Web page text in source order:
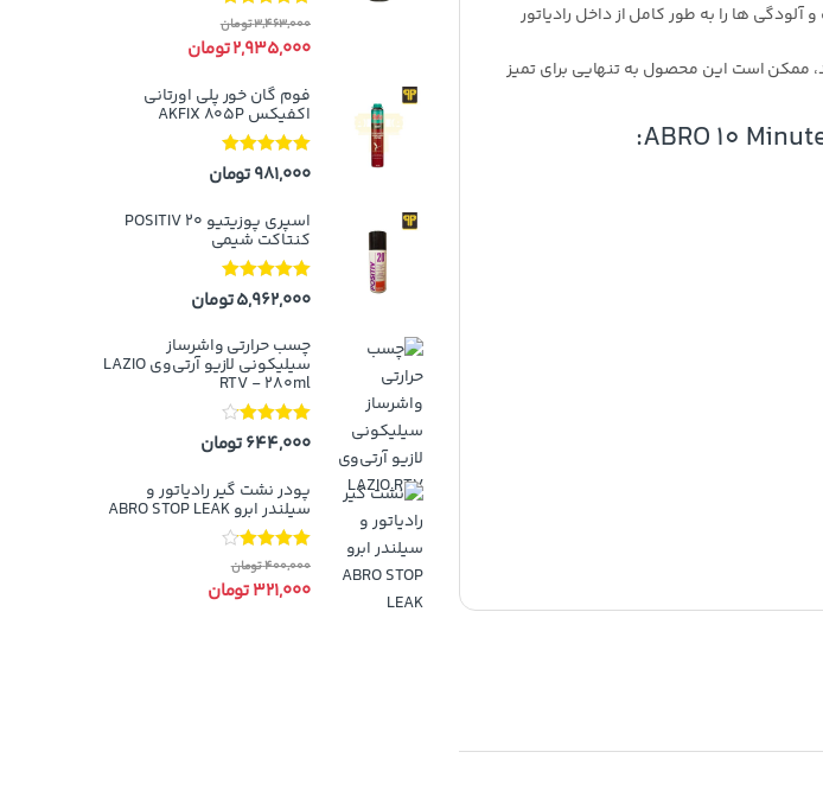
ها را به طور کامل از داخل رادیاتور
ممکن است این محصول به تنهایی برای تمیز
نمره5.00از
2,935,000تومان
3,463,000تومان
فوم گان خور پلی اورتانی
اکفیکس AKFIX 805P
نمره 5.00از
5
981,000تومان
اسپری پوزیتیو 20 POSITIV
کنتاکت شیمی
نمره5.00از
5
5,962,000تومان
چسب حرارتی واشرساز
سیلیکونی لازیو آر‌تی‌وی LAZIO
RTV - 280ml
نمره4.00
644,000تومان
پودر نشت گیر رادیاتور و
سیلندر ابرو ABRO STOP LEAK
نمره4.00
321,000تومان
400,000تومان